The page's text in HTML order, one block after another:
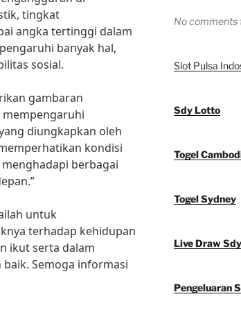
tingkat
angka tertinggi dalam
banyak hal,
sosial.
gambaran
diungkapkan oleh
kondisi
berbagai
untuk
terhadap kehidupan
ikut serta dalam
Semoga informasi
No comments
Slot Pulsa
Sdy Lotto
Togel
Togel Sydney
Live Draw Sdy
Pengeluaran